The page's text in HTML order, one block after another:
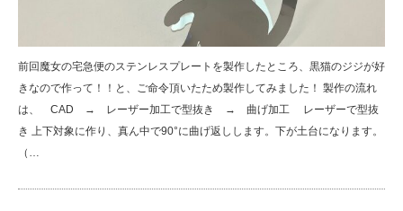
前回魔女の宅急便のステンレスプレートを製作したところ、黒猫のジジが好
きなので作って！！と、ご命令頂いたため製作してみました！ 製作の流れ
は、 CAD → レーザー加工で型抜き → 曲げ加工 レーザーで型抜
き 上下対象に作り、真ん中で90°に曲げ返しします。下が土台になります。
（…